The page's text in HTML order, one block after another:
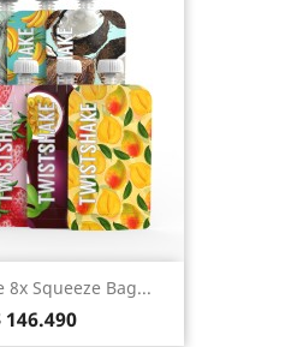
8x Squeeze Bag...
146.490